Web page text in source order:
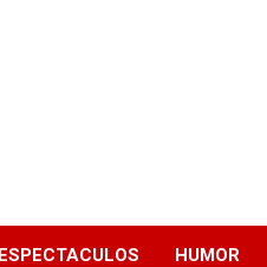
ESPECTACULOS HUMOR